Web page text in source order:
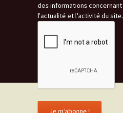
des informations concernant
l'actualité et l'activité du site.